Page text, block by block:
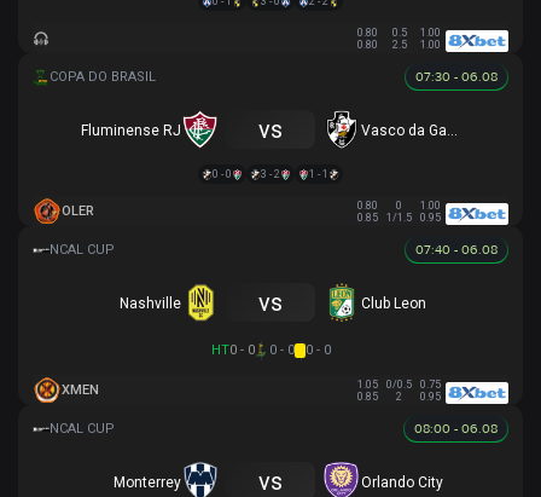
0.80 0.5
1.00
0.80
2.5 1.00
07:30 - 06.08
Fluminense RJ vs
0 - 0 3 - 2 1 - 1
OLER 0.80 0
1.00
0.85
1/1.5 0.95
07:40 - 06.08
Nashville vs Club Leon
HT0 - 0 0 - 0 0 - 0
XMEN 1.05 0/0.5
0.75
0.85
2 0.95
08:00 - 06.08
Monterrey vs Orlando City